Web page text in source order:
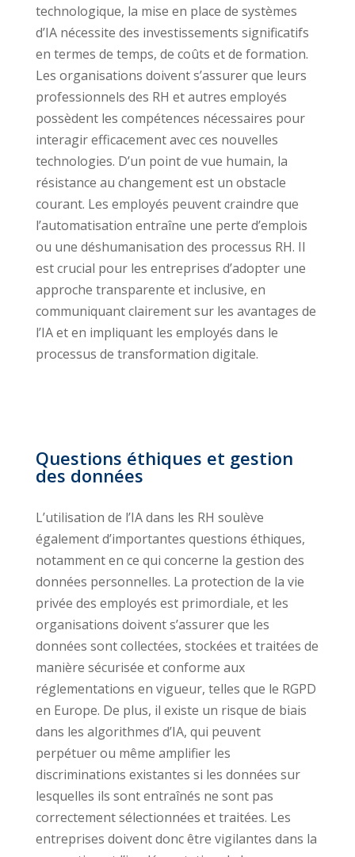
technologique, la mise en place de systèmes
d’IA nécessite des investissements significatifs
en termes de temps, de coûts et de formation.
Les organisations doivent s’assurer que leurs
professionnels des RH et autres employés
possèdent les compétences nécessaires pour
interagir efficacement avec ces nouvelles
technologies. D’un point de vue humain, la
résistance au changement est un obstacle
courant. Les employés peuvent craindre que
l’automatisation entraîne une perte d’emplois
ou une déshumanisation des processus RH. Il
est crucial pour les entreprises d’adopter une
approche transparente et inclusive, en
communiquant clairement sur les avantages de
l’IA et en impliquant les employés dans le
processus de transformation digitale.
Questions éthiques et gestion
des données
L’utilisation de l’IA dans les RH soulève
également d’importantes questions éthiques,
notamment en ce qui concerne la gestion des
données personnelles. La protection de la vie
privée des employés est primordiale, et les
organisations doivent s’assurer que les
données sont collectées, stockées et traitées de
manière sécurisée et conforme aux
réglementations en vigueur, telles que le RGPD
en Europe. De plus, il existe un risque de biais
dans les algorithmes d’IA, qui peuvent
perpétuer ou même amplifier les
discriminations existantes si les données sur
lesquelles ils sont entraînés ne sont pas
correctement sélectionnées et traitées. Les
entreprises doivent donc être vigilantes dans la